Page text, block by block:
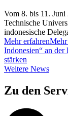
Vom 8. bis 11.
Technische
indonesische
Mehr erfahrenMehr
Indonesien“ an
stärken
Weitere News
Zu den